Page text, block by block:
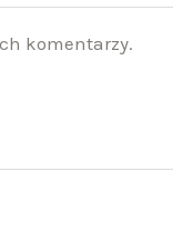
komentarzy.